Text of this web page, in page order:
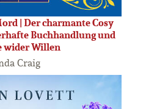
| Der charmante Cosy
Buchhandlung und
wider Willen
Craig